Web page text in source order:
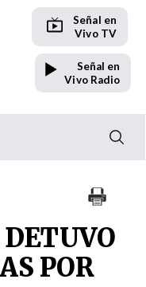
Señal en
Vivo TV
Señal en
Vivo Radio
POR